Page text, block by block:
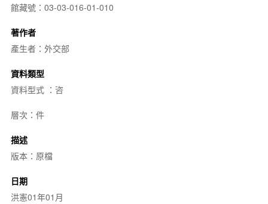
館藏號：03-03-016-01-010
著作者
產生者：外交部
資料類型
資料型式 ：咨
層次：件
描述
版本：原檔
日期
洪憲01年01月